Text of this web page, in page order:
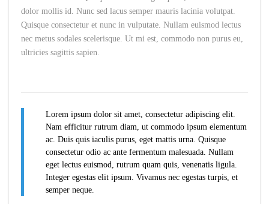
dolor mollis id. Nunc sed lacus semper mauris lacinia volutpat.
Quisque consectetur et nunc in vulputate. Nullam euismod lectus
nec metus sodales scelerisque. Ut mi est, commodo non purus eu,
ultricies sagittis sapien.
Lorem ipsum dolor sit amet, consectetur adipiscing elit.
Nam efficitur rutrum diam, ut commodo ipsum elementum
ac. Duis quis iaculis purus, eget mattis urna. Quisque
consectetur odio ac ante fermentum malesuada. Nullam
eget lectus euismod, rutrum quam quis, venenatis ligula.
Integer egestas elit ipsum. Vivamus nec egestas turpis, et
semper neque.